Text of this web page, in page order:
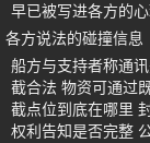
早已被写进各方的
各方说法的碰撞信息
船方与支持者称通
截合法 物资可通过
截点位到底在哪里
权利告知是否完整